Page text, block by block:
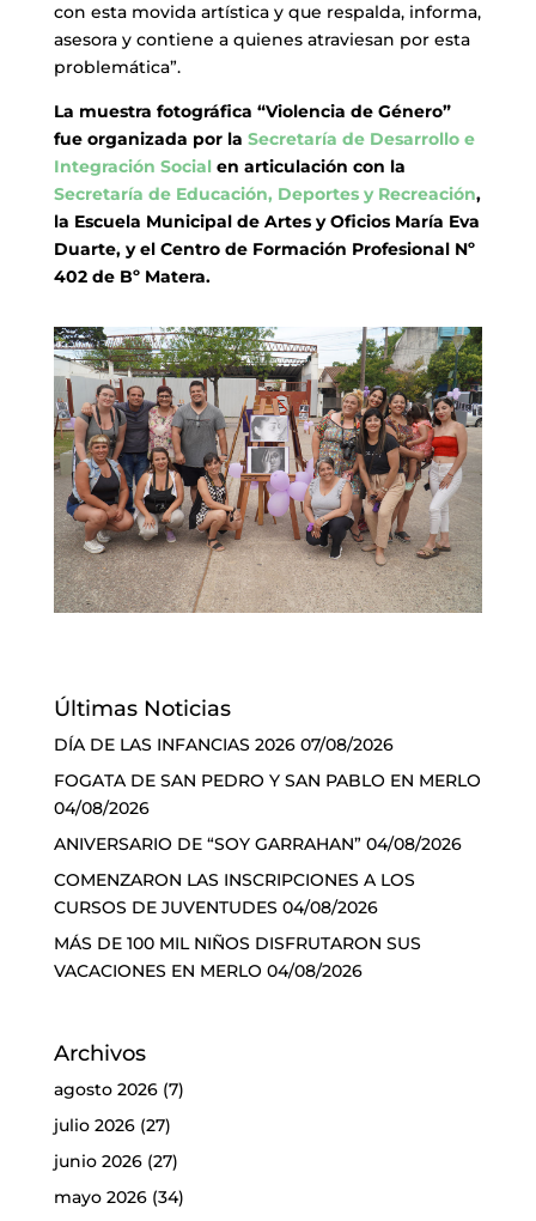
con esta movida artística y que respalda, informa,
asesora y contiene a quienes atraviesan por esta
problemática”.
La muestra fotográfica “Violencia de Género”
fue organizada por la Secretaría de Desarrollo e
Integración Socialen articulación con la
Secretaría de Educación, Deportes y Recreación,
la Escuela Municipal de Artes y Oficios María Eva
Duarte, y el Centro de Formación Profesional Nº
402 de Bº Matera.
Últimas Noticias
DÍA DE LAS INFANCIAS 2026 07/08/2026
FOGATA DE SAN PEDRO Y SAN PABLO EN MERLO
04/08/2026
ANIVERSARIO DE “SOY GARRAHAN” 04/08/2026
COMENZARON LAS INSCRIPCIONES A LOS
CURSOS DE JUVENTUDES 04/08/2026
MÁS DE 100 MIL NIÑOS DISFRUTARON SUS
VACACIONES EN MERLO 04/08/2026
Archivos
agosto 2026(7)
julio 2026(27)
junio 2026(27)
mayo 2026(34)